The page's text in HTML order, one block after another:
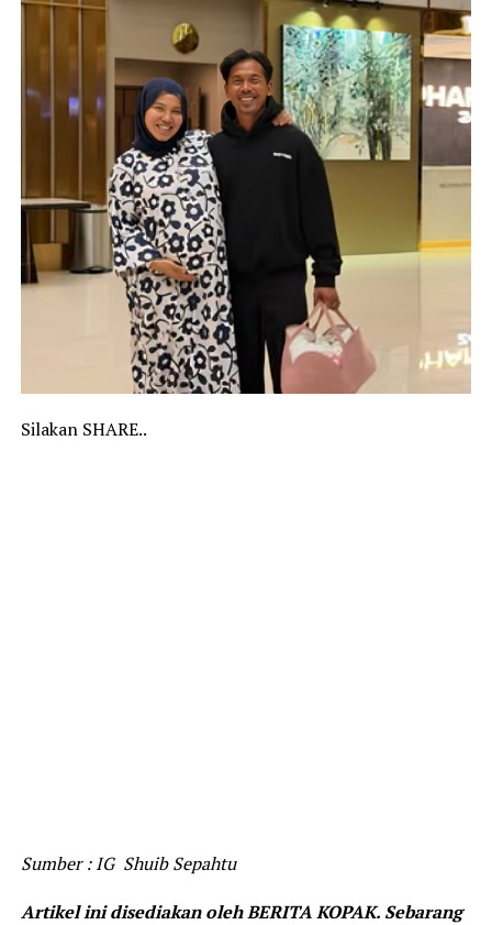
Silakan SHARE..
Sumber : IG Shuib Sepahtu
Artikel ini disediakan oleh BERITA KOPAK. Sebarang